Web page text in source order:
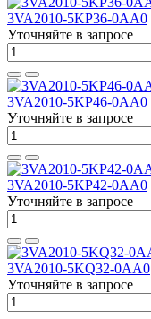
3VA2010-5KP36-0AA0
Уточняйте в запросе
3VA2010-5KP46-0AA0
Уточняйте в запросе
3VA2010-5KP42-0AA0
Уточняйте в запросе
3VA2010-5KQ32-0AA0
Уточняйте в запросе